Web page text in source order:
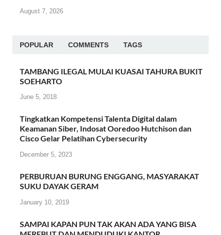
August 7, 2026
POPULAR COMMENTS TAGS
TAMBANG ILEGAL MULAI KUASAI TAHURA BUKIT
SOEHARTO
June 5, 2018
Tingkatkan Kompetensi Talenta Digital dalam
Keamanan Siber, Indosat Ooredoo Hutchison dan
Cisco Gelar Pelatihan Cybersecurity
December 5, 2023
PERBURUAN BURUNG ENGGANG, MASYARAKAT
SUKU DAYAK GERAM
January 10, 2019
SAMPAI KAPAN PUN TAK AKAN ADA YANG BISA